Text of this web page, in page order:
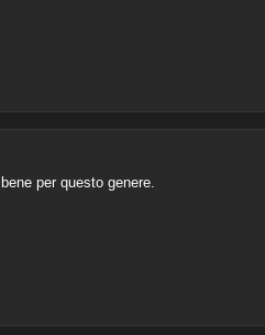
per questo genere.